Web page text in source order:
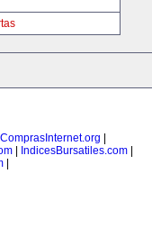
ComprasInternet.org
IndicesBursatiles.com
|